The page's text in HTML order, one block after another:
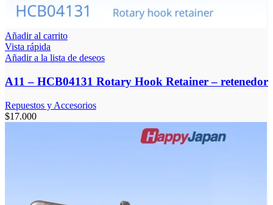
Añadir al carrito
Vista rápida
Añadir a la lista de deseos
A11 – HCB04131 Rotary Hook Retainer – retenedor
Repuestos y Accesorios
$17.000